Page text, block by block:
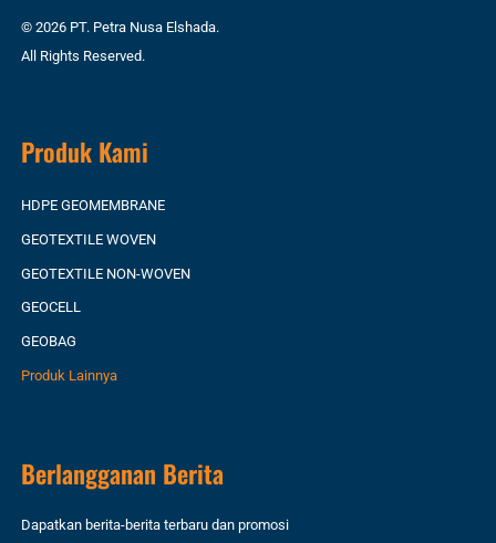
© 2026 PT. Petra Nusa Elshada.
All Rights Reserved.
Produk Kami
HDPE GEOMEMBRANE
GEOTEXTILE WOVEN
GEOTEXTILE NON-WOVEN
GEOCELL
GEOBAG
Produk Lainnya
Berlangganan Berita
Dapatkan berita-berita terbaru dan promosi